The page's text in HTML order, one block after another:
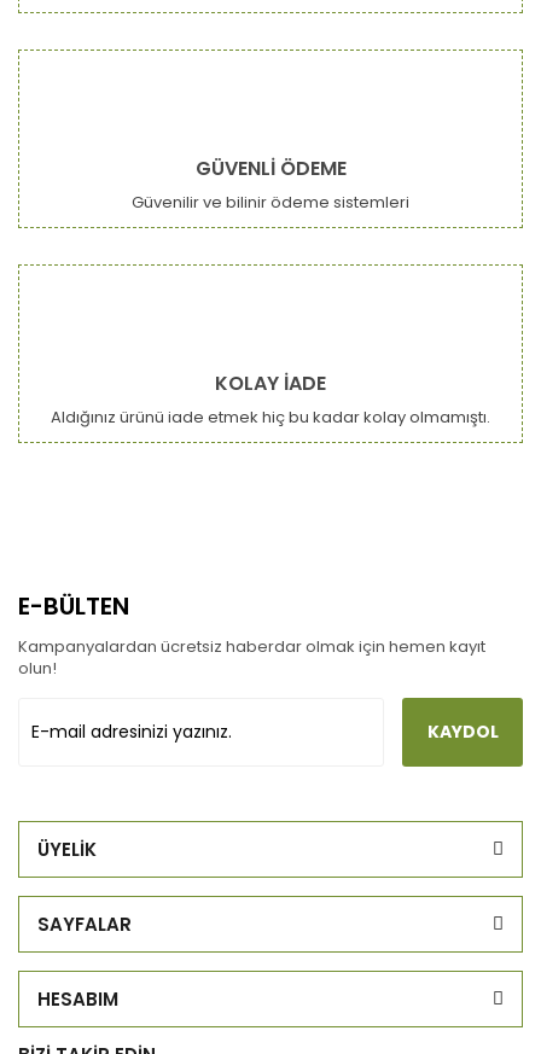
GÜVENLİ ÖDEME
Güvenilir ve bilinir ödeme sistemleri
KOLAY İADE
Aldığınız ürünü iade etmek hiç bu kadar kolay olmamıştı.
E-BÜLTEN
Kampanyalardan ücretsiz haberdar olmak için hemen kayıt
olun!
KAYDOL
ÜYELİK
SAYFALAR
HESABIM